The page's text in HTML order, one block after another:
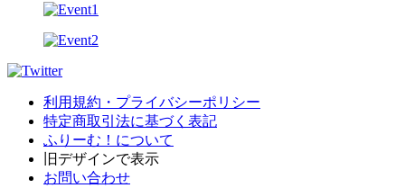
利用規約・プライバシーポリシー
特定商取引法に基づく表記
ふりーむ！について
旧デザインで表示
お問い合わせ